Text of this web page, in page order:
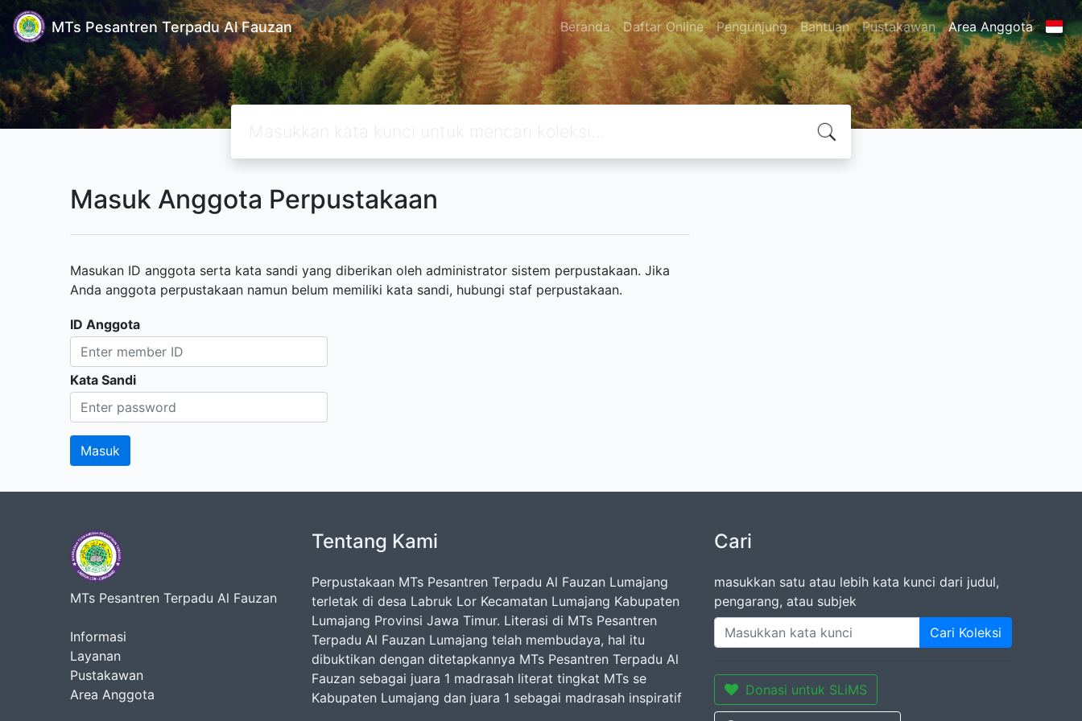
MTs Pesantren Terpadu Al Fauzan Beranda Daftar Online Pengunjung Bantuan Pustakawan Area Anggota
Masuk Anggota Perpustakaan
Masukan ID anggota serta kata sandi yang diberikan oleh administrator sistem perpustakaan. Jika
Anda anggota perpustakaan namun belum memiliki kata sandi, hubungi staf perpustakaan.
ID Anggota
Kata Sandi
MTs Pesantren Terpadu Al Fauzan
Informasi
Layanan
Pustakawan
Area Anggota
Tentang Kami
Perpustakaan MTs Pesantren Terpadu Al Fauzan Lumajang
terletak di desa Labruk Lor Kecamatan Lumajang Kabupaten
Lumajang Provinsi Jawa Timur. Literasi di MTs Pesantren
Terpadu Al Fauzan Lumajang telah membudaya, hal itu
dibuktikan dengan ditetapkannya MTs Pesantren Terpadu Al
Fauzan sebagai juara 1 madrasah literat tingkat MTs se
Kabupaten Lumajang dan juara 1 sebagai madrasah inspiratif
Cari
masukkan satu atau lebih kata kunci dari judul,
pengarang, atau subjek
Cari Koleksi
Donasi untuk SLiMS